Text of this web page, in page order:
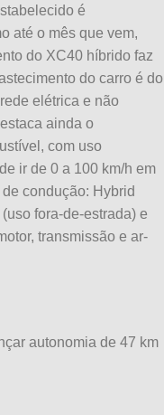
é
até o mês que vem,
do XC40 híbrido faz
do carro é do
elétrica e não
ainda o
com uso
ir de 0 a 100 km/h em
condução: Hybrid
fora-de-estrada) e
transmissão e ar-
autonomia de 47 km